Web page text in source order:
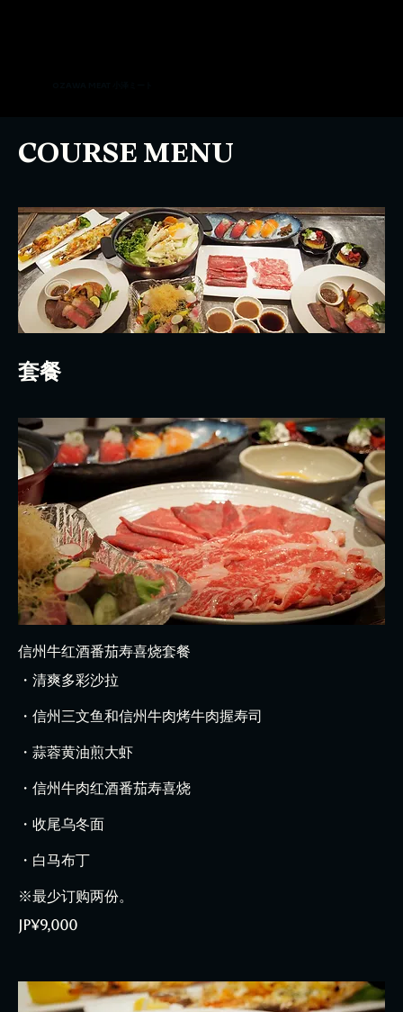
COURSE MENU
套餐
信州牛红酒番茄寿喜烧套餐
・清爽多彩沙拉
・信州三文鱼和信州牛肉烤牛肉握寿司
・蒜蓉黄油煎大虾
・信州牛肉红酒番茄寿喜烧
・收尾乌冬面
・白马布丁
※最少订购两份。
JP¥9,000